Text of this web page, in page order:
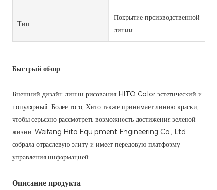
Тип
Покрытие производственной
линии
Быстрый обзор
Внешний дизайн линии рисования HITO Color эстетический и
популярный. Более того, Хито также принимает линию краски,
чтобы серьезно рассмотреть возможность достижения зеленой
жизни. Weifang Hito Equipment Engineering Co., Ltd
собрала отраслевую элиту и имеет передовую платформу
управления информацией.
Описание продукта